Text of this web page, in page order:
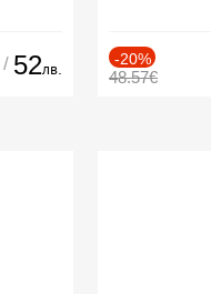
/ 52лв.
-20%
48.57€